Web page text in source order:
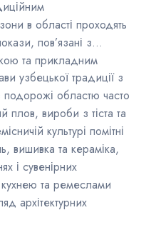
в області проходять
пов’язані з
та прикладним
узбецької традиції з
областю часто
плов, вироби з тіста та
культурі помітні
вишивка та кераміка,
і сувенірних
та ремеслами
архітектурних